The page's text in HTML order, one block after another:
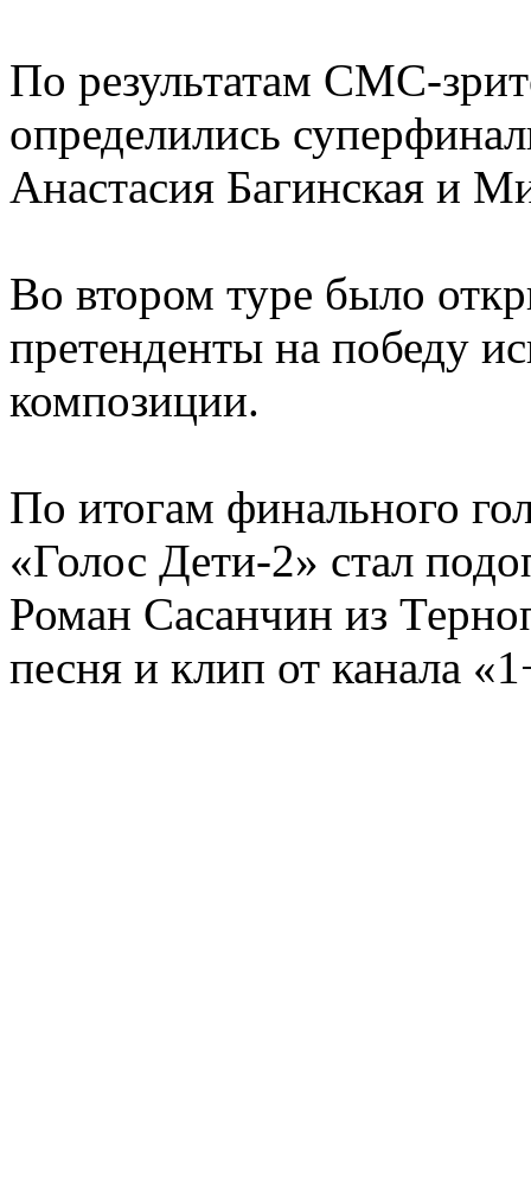
По результатам СМС-
определились
Анастасия Багинская и
Во втором туре было
претенденты на победу
композиции.
По итогам финального
«Голос Дети-2» стал
Роман Сасанчин из
песня и клип от канала